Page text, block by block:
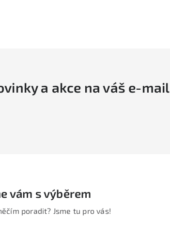
a akce na váš e-mail
vám s výběrem
poradit? Jsme tu pro vás!